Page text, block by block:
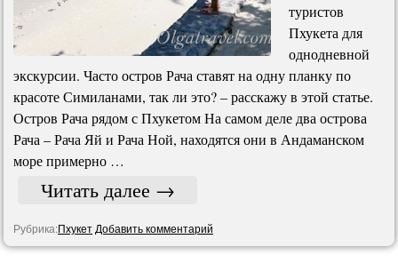
туристов
Пхукета для
однодневной
экскурсии. Часто остров Рача ставят на одну планку по
красоте Симиланами, так ли это? – расскажу в этой статье.
Остров Рача рядом с Пхукетом На самом деле два острова
Рача – Рача Яй и Рача Ной, находятся они в Андаманском
море примерно …
Читать далее →
Рубрика:Пхукет Добавить комментарий